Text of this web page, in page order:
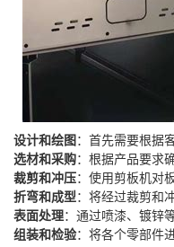
设计和绘图 ：首先需要根据
选材和采购：根据产品要求
裁剪和冲压：使用剪板机对
折弯和成型：将经过裁剪和
表面处理：通过喷漆、镀锌
组装和检验：将各个零部件